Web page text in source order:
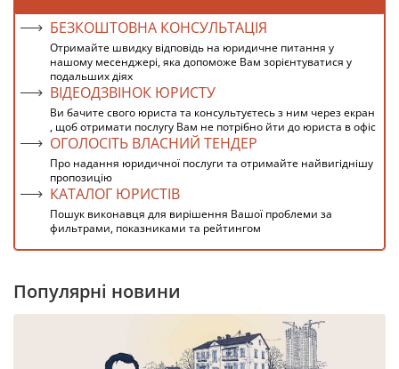
БЕЗКОШТОВНА КОНСУЛЬТАЦІЯ
Отримайте швидку відповідь на юридичне питання у
нашому месенджері, яка допоможе Вам зорієнтуватися у
подальших діях
ВІДЕОДЗВІНОК ЮРИСТУ
Ви бачите свого юриста та консультуєтесь з ним через екран
, щоб отримати послугу Вам не потрібно йти до юриста в офіс
ОГОЛОСІТЬ ВЛАСНИЙ ТЕНДЕР
Про надання юридичної послуги та отримайте найвигіднішу
пропозицію
КАТАЛОГ ЮРИСТІВ
Пошук виконавця для вирішення Вашої проблеми за
фильтрами, показниками та рейтингом
Популярні новини